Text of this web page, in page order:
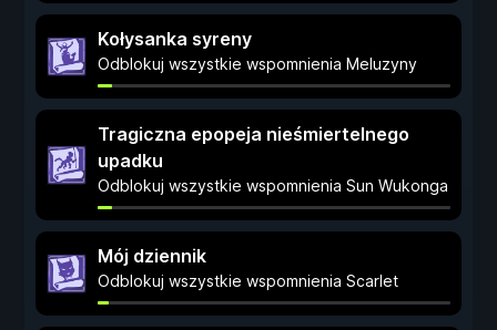
Kołysanka syreny
Odblokuj wszystkie wspomnienia Meluzyny
Tragiczna epopeja nieśmiertelnego
upadku
Odblokuj wszystkie wspomnienia Sun Wukonga
Mój dziennik
Odblokuj wszystkie wspomnienia Scarlet